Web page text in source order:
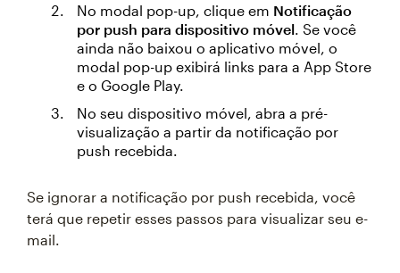
No modal pop-up, clique em Notificação
por push para dispositivo móvel. Se você
ainda não baixou o aplicativo móvel, o
modal pop-up exibirá links para a App Store
e o Google Play.
No seu dispositivo móvel, abra a pré-
visualização a partir da notificação por
push recebida.
Se ignorar a notificação por push recebida, você
terá que repetir esses passos para visualizar seu e-
mail.